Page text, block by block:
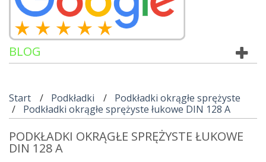
BLOG
Start Podkładki
Podkładki okrągłe sprężyste
Podkładki okrągłe sprężyste łukowe DIN 128 A
PODKŁADKI OKRĄGŁE SPRĘŻYSTE ŁUKOWE
DIN 128 A